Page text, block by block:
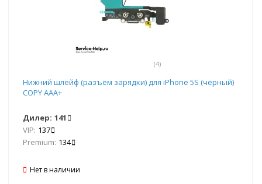
(4)
Нижний шлейф (разъём зарядки) для iPhone 5S (чёрный)
COPY AAA+
Дилер: 141
VIP: 137
Premium: 134
Нет в наличии